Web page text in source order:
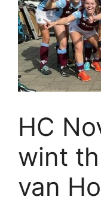
HC
wint
van